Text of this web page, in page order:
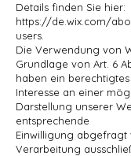
Details finden Sie hier:
https://de.wix.com/
users.
Die Verwendung von
Grundlage von Art. 6
haben ein berechtigtes
Interesse an einer
Darstellung unserer
entsprechende
Einwilligung
Verarbeitung